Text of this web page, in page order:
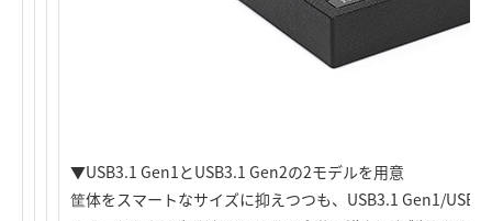
▼USB3.1 Gen1とUSB3.1 Gen2の2モデルを用意
筐体をスマートなサイズに抑えつつも、USB3.1 Gen1/